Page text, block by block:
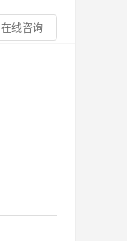
在线咨询